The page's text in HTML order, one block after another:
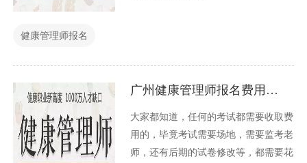
健康管理师报名
广州健康管理师报名费用多少
大家都知道，任何的考试都需要收取费
用的，毕竟考试需要场地，需要监考老
师，还有后期的试卷修改等，都需要花